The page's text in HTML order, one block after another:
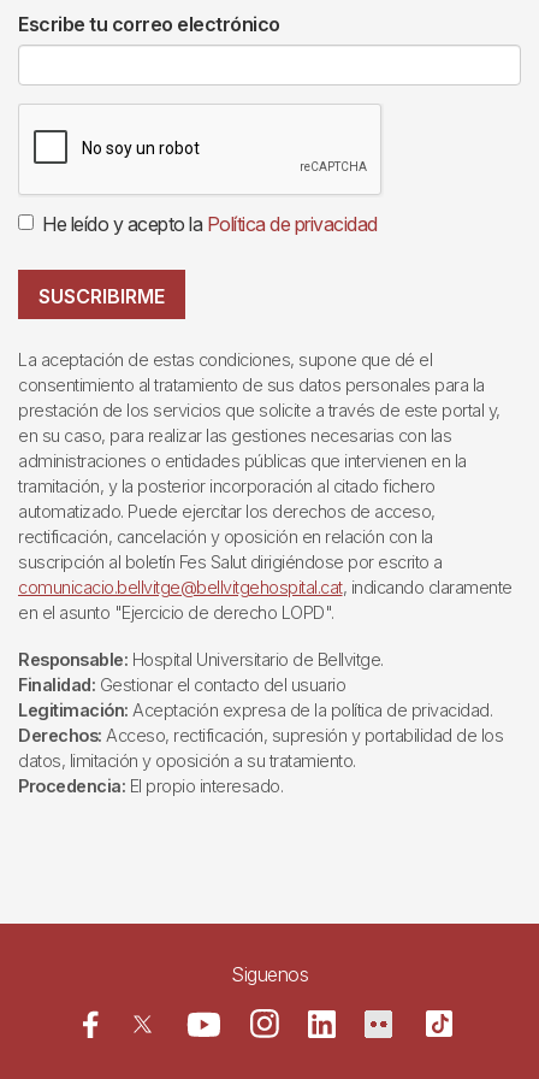
Escribe tu correo electrónico
He leído y acepto la Política de privacidad
SUSCRIBIRME
La aceptación de estas condiciones, supone que dé el
consentimiento al tratamiento de sus datos personales para la
prestación de los servicios que solicite a través de este portal y,
en su caso, para realizar las gestiones necesarias con las
administraciones o entidades públicas que intervienen en la
tramitación, y la posterior incorporación al citado fichero
automatizado. Puede ejercitar los derechos de acceso,
rectificación, cancelación y oposición en relación con la
suscripción al boletín Fes Salut dirigiéndose por escrito a
comunicacio.bellvitge@bellvitgehospital.cat, indicando claramente
en el asunto "Ejercicio de derecho LOPD".
Responsable: Hospital Universitario de Bellvitge.
Finalidad: Gestionar el contacto del usuario
Legitimación: Aceptación expresa de la política de privacidad.
Derechos: Acceso, rectificación, supresión y portabilidad de los
datos, limitación y oposición a su tratamiento.
Procedencia: El propio interesado.
Siguenos